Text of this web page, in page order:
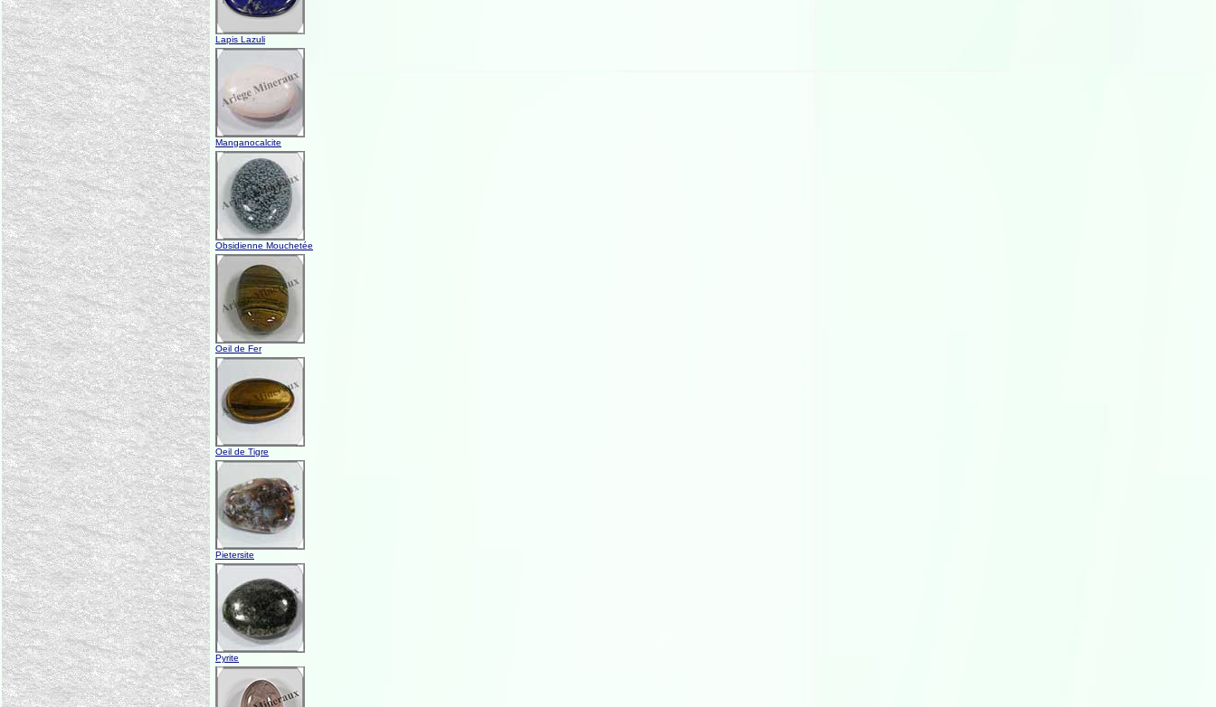
Lapis Lazuli
Manganocalcite
Obsidienne Mouchetée
Oeil de Fer
Oeil de Tigre
Pietersite
Pyrite